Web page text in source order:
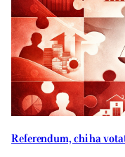
Referendum, chi ha